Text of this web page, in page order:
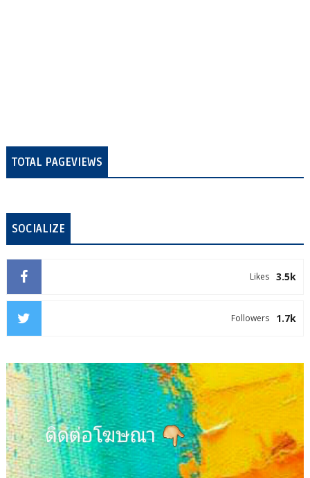
TOTAL PAGEVIEWS
SOCIALIZE
3.5k
Likes
1.7k
Followers